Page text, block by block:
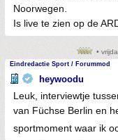
Noorwegen.
Is live te zien op de
•
Eindredactie Sport / Forummod
heywoodu
Leuk, interviewtje
van Füchse Berlin en
sportmoment waar ik